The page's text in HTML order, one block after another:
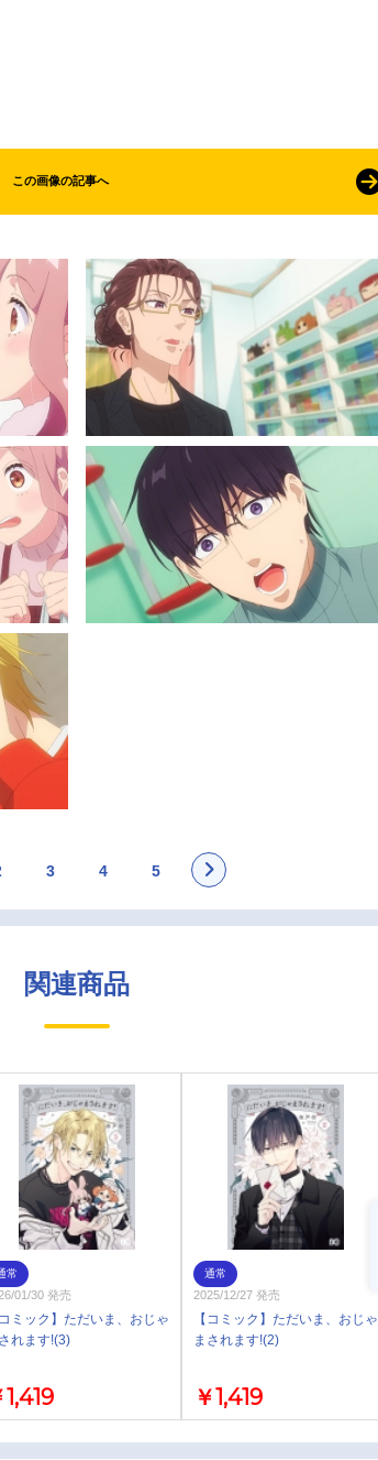
この画像の記事へ
3 4 5
関連商品
常
01/30 発売
ミック】ただいま、おじゃ
れます!(3)
通常
2025/12/27 発売
【コミック】ただいま、おじゃ
まされます!(2)
￥1,419